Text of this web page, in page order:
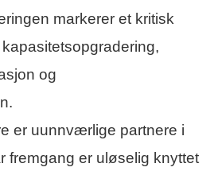
markerer et kritisk
og
er uunnværlige partnere i
fremgang er uløselig knyttet